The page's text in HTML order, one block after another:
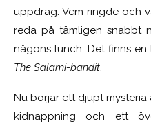
uppdrag. Vem ringde och
reda på tämligen snabbt
någons lunch. Det finns
The Salami-bandit.
Nu börjar ett djupt mysteria
kidnappning och ett